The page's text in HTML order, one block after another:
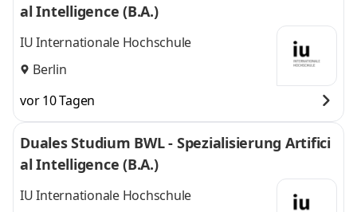
al Intelligence (B.A.)
IU Internationale Hochschule
Berlin
vor 10 Tagen
Duales Studium BWL - Spezialisierung Artifici
al Intelligence (B.A.)
IU Internationale Hochschule